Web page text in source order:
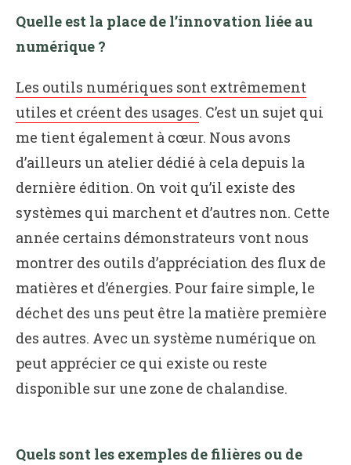
Quelle est la place de l’innovation liée au
numérique ?
Les outils numériques sont extrêmement
utiles et créent des usages. C’est un sujet qui
me tient également à cœur. Nous avons
d’ailleurs un atelier dédié à cela depuis la
dernière édition. On voit qu’il existe des
systèmes qui marchent et d’autres non. Cette
année certains démonstrateurs vont nous
montrer des outils d’appréciation des flux de
matières et d’énergies. Pour faire simple, le
déchet des uns peut être la matière première
des autres. Avec un système numérique on
peut apprécier ce qui existe ou reste
disponible sur une zone de chalandise.
Quels sont les exemples de filières ou de